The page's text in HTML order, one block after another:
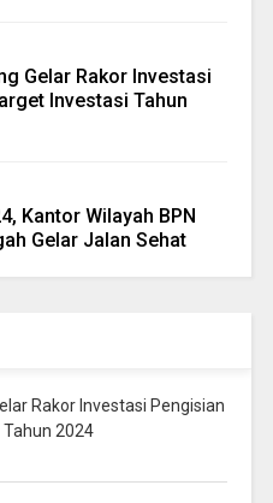
Gelar Rakor Investasi
Investasi Tahun
Kantor Wilayah BPN
Gelar Jalan Sehat
Rakor Investasi Pengisian
2024